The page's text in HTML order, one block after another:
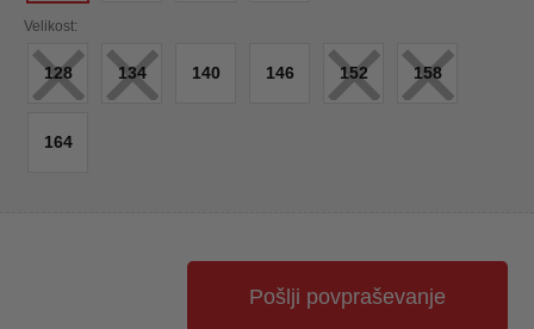
Velikost:
128
× 134
× 140 146 152
× 158
×
164
Pošlji povpraševanje